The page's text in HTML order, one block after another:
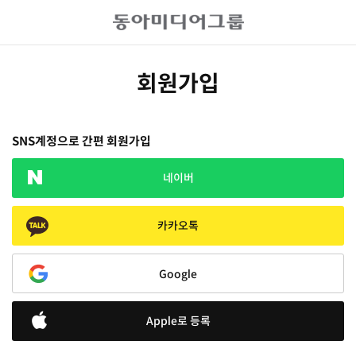
회원가입
SNS계정으로 간편 회원가입
네이버
카카오톡
Google
Apple로 등록